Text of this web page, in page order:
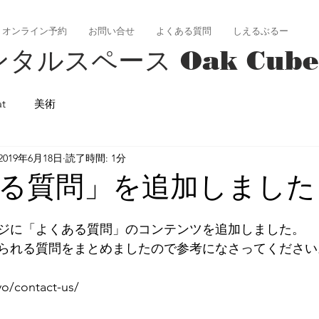
オンライン予約 お問い合せ よくある質問 しえるぶるー
タルスペース Oak Cube
美術
質問」を追加しました
年6月18日 読了時間: 1分
に「よくある質問」のコンテンツを追加しました。
れる質問をまとめましたので参考になさってください
contact-us/